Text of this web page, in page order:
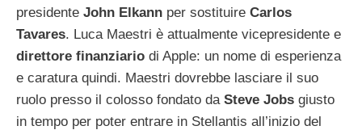
presidente John Elkann per sostituire Carlos
Tavares. Luca Maestri è attualmente vicepresidente e
direttore finanziario di Apple: un nome di esperienza
e caratura quindi. Maestri dovrebbe lasciare il suo
ruolo presso il colosso fondato da Steve Jobs giusto
in tempo per poter entrare in Stellantis all’inizio del